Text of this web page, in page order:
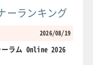
ーランキング
2026/08/19
ラム Online 2026